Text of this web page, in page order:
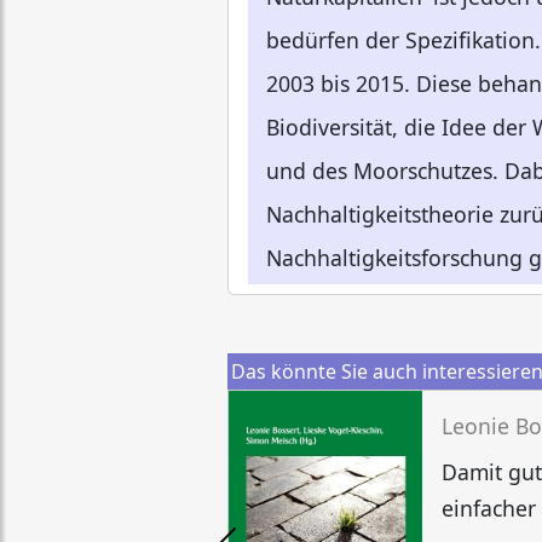
bedürfen der
2003 bis 2015. Diese
Biodiversität, die Idee der
und des Moorschutzes.
Nachhaltigkeitstheorie
Nachhaltigkeitsforschung
Das könnte Sie auch interessieren
Damit